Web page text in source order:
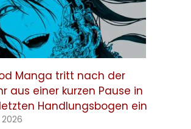
Manga tritt nach der
aus einer kurzen Pause in
Handlungsbogen ein